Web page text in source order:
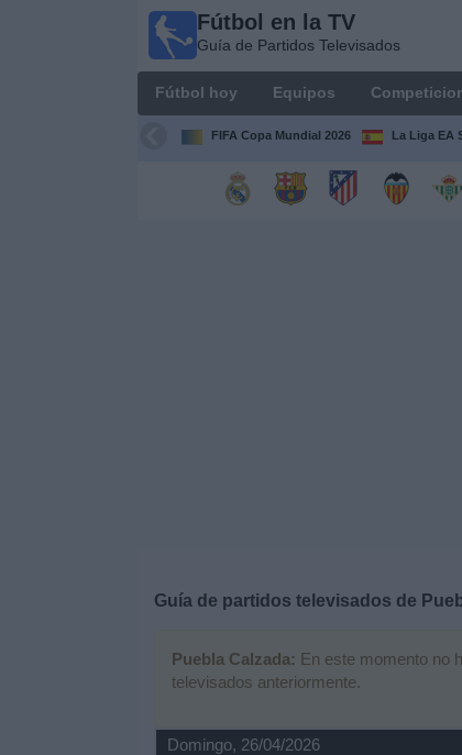
Fútbol en la TV
Guía de Partidos Televisados
Fútbol hoy Equipos
FIFA Copa Mundial 2026 La Liga EA
Guía de partidos televisados de
Puebla Calzada: En este momento no
televisados anteriormente.
Domingo, 26/04/2026